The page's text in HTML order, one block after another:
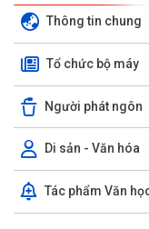
Thông tin chung
Tổ chức bộ máy
Người phát ngôn
Di sản - Văn hóa
Tác phẩm Văn